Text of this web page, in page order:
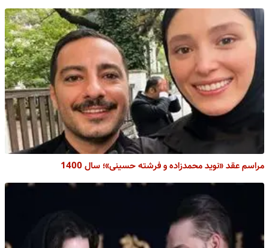
مراسم عقد «نوید محمدزاده و فرشته حسینی»؛ سال 1400